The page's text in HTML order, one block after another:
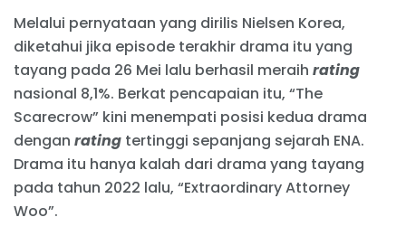
Melalui pernyataan yang dirilis Nielsen Korea,
diketahui jika episode terakhir drama itu yang
tayang pada 26 Mei lalu berhasil meraih rating
nasional 8,1%. Berkat pencapaian itu, “The
Scarecrow” kini menempati posisi kedua drama
dengan rating tertinggi sepanjang sejarah ENA.
Drama itu hanya kalah dari drama yang tayang
pada tahun 2022 lalu, “Extraordinary Attorney
Woo”.